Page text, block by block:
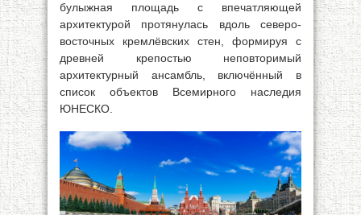
булыжная площадь с впечатляющей
архитектурой протянулась вдоль северо-
восточных кремлёвских стен, формируя с
древней крепостью неповторимый
архитектурный ансамбль, включённый в
список объектов Всемирного наследия
ЮНЕСКО.